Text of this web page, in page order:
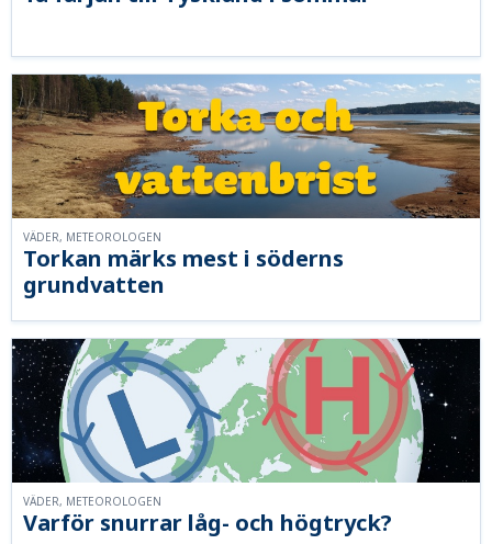
Torkan märks mest i söderns
grundvatten
VÄDER, METEOROLOGEN
Varför snurrar låg- och högtryck?
VÄDER, METEOROLOGEN